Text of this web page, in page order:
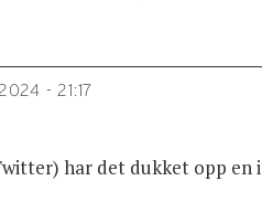
- 21:17
har det dukket opp en